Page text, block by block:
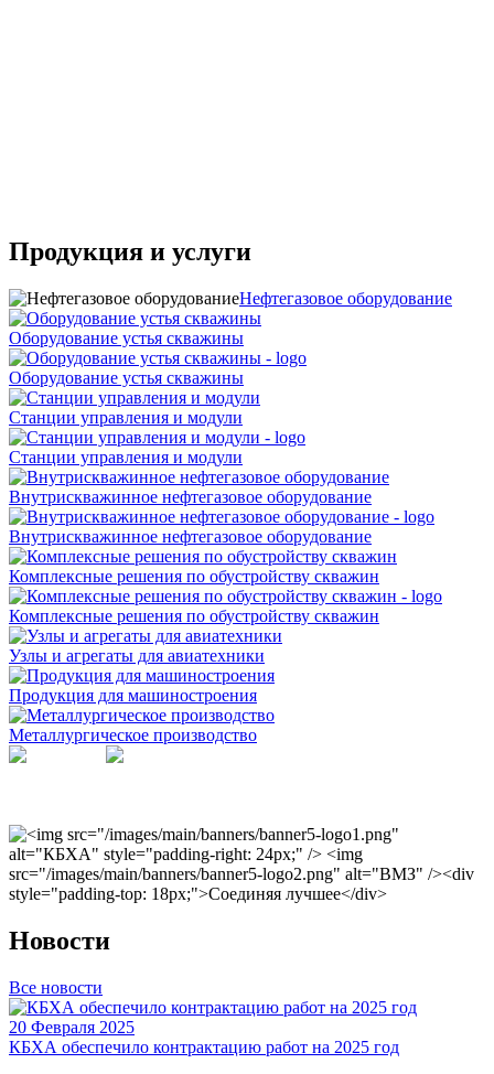
Продукция и услуги
Нефтегазовое оборудование
Оборудование устья скважины
Оборудование устья скважины
Станции управления и модули
Станции управления и модули
Внутрискважинное нефтегазовое оборудование
Внутрискважинное нефтегазовое оборудование
Комплексные решения по обустройству скважин
Комплексные решения по обустройству скважин
Узлы и агрегаты для авиатехники
Продукция для машиностроения
Металлургическое производство
Новости
Все новости
20 Февраля 2025
КБХА обеспечило контрактацию работ на 2025 год